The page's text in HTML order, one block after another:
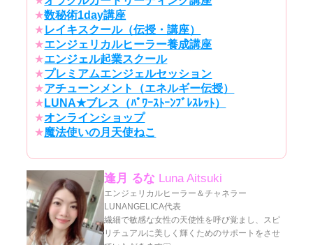
★数秘術1day講座
★レイキスクール（伝授・講座）
★エンジェリカルヒーラー養成講座
★エンジェル起業スクール
★プレミアムエンジェルセッション
★アチューンメント（エネルギー伝授）
★ LUNA★ブレス（ﾊﾟﾜｰｽﾄｰﾝﾌﾞﾚｽﾚｯﾄ）
★オンラインショップ
★魔法使いの月天使ねこ
逢月 るな Luna Aitsuki
エンジェリカルヒーラー＆チャネラー
LUNANGELICA代表
繊細で敏感な女性の天使性を呼び覚まし、スピ
リチュアルに美しく輝くためのサポートをさせ